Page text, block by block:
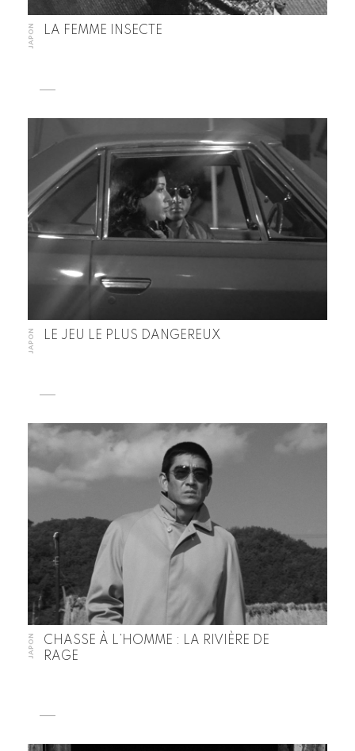
JAPON LA FEMME INSECTE
JAPON LE JEU LE PLUS DANGEREUX
JAPON
CHASSE À L’HOMME : LA RIVIÈRE DE
RAGE